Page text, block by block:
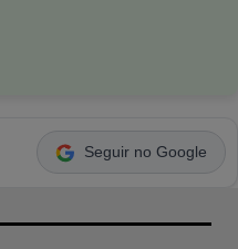
Seguir no Google